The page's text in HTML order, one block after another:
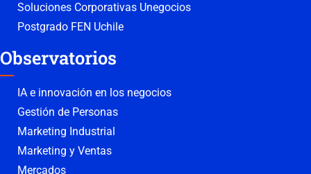
Soluciones Corporativas Unegocios
Postgrado FEN Uchile
Observatorios
IA e innovación en los negocios
Gestión de Personas
Marketing Industrial
Marketing y Ventas
Mercados